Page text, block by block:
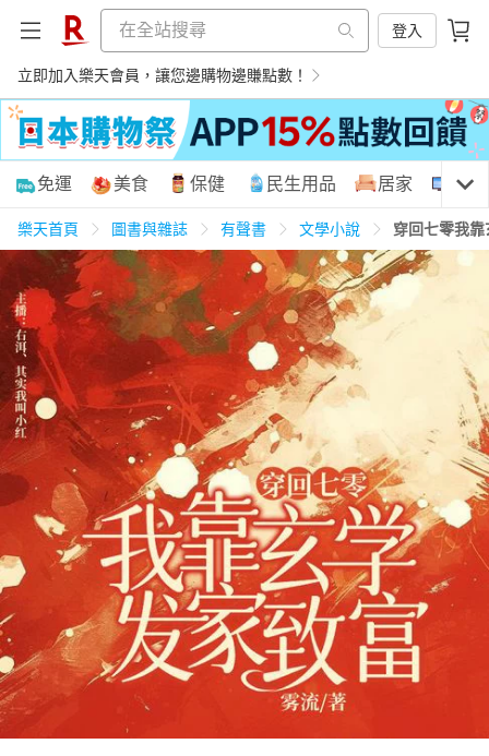
登入
立即加入樂天會員，讓您邊購物邊賺點數！
購物網分類
天天免運 美食蛋糕 養生保健 民生用品
居家生活 3C家電 運動休閒
女裝 男裝 化妝保養 情趣用品
日本購物 電子/紙本書
HOT
免運 美食 保健 民生用品 居家 3C
樂天首頁 圖書與雜誌 有聲書 文學小說 穿回七零我